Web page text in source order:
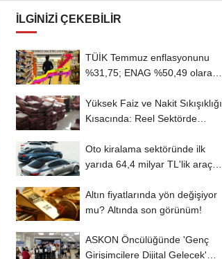
İLGINIZI ÇEKEBILIR
TÜİK Temmuz enflasyonunu
%31,75; ENAG %50,49 olarak
Yüksek Faiz ve Nakit Sıkışıklığı
Kısacında: Reel Sektörde
Oto kiralama sektöründe ilk
yarıda 64,4 milyar TL'lik araç
Altın fiyatlarında yön değişiyor
mu? Altında son görünüm!
ASKON Öncülüğünde 'Genç
Girişimcilere Dijital Gelecek'